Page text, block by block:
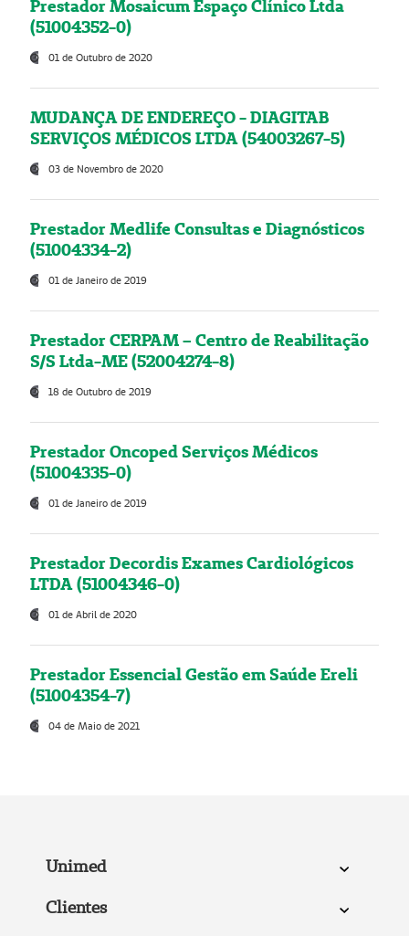
Prestador Mosaicum Espaço Clínico Ltda
(51004352-0)
01 de Outubro de 2020
MUDANÇA DE ENDEREÇO - DIAGITAB
SERVIÇOS MÉDICOS LTDA (54003267-5)
03 de Novembro de 2020
Prestador Medlife Consultas e Diagnósticos
(51004334-2)
01 de Janeiro de 2019
Prestador CERPAM – Centro de Reabilitação
S/S Ltda-ME (52004274-8)
18 de Outubro de 2019
Prestador Oncoped Serviços Médicos
(51004335-0)
01 de Janeiro de 2019
Prestador Decordis Exames Cardiológicos
LTDA (51004346-0)
01 de Abril de 2020
Prestador Essencial Gestão em Saúde Ereli
(51004354-7)
04 de Maio de 2021
Unimed
Clientes